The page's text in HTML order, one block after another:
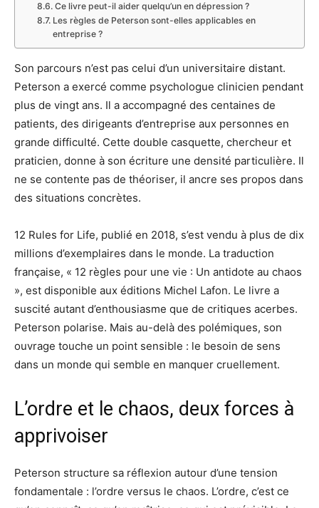
Ce livre peut-il aider quelqu’un en dépression ?
Les règles de Peterson sont-elles applicables en
entreprise ?
Son parcours n’est pas celui d’un universitaire distant.
Peterson a exercé comme psychologue clinicien pendant
plus de vingt ans. Il a accompagné des centaines de
patients, des dirigeants d’entreprise aux personnes en
grande difficulté. Cette double casquette, chercheur et
praticien, donne à son écriture une densité particulière. Il
ne se contente pas de théoriser, il ancre ses propos dans
des situations concrètes.
12 Rules for Life, publié en 2018, s’est vendu à plus de dix
millions d’exemplaires dans le monde. La traduction
française, « 12 règles pour une vie : Un antidote au chaos
», est disponible aux éditions Michel Lafon. Le livre a
suscité autant d’enthousiasme que de critiques acerbes.
Peterson polarise. Mais au-delà des polémiques, son
ouvrage touche un point sensible : le besoin de sens
dans un monde qui semble en manquer cruellement.
L’ordre et le chaos, deux forces à
apprivoiser
Peterson structure sa réflexion autour d’une tension
fondamentale : l’ordre versus le chaos. L’ordre, c’est ce